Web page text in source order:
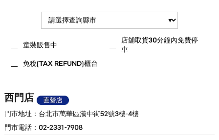
童裝販售中
店舖取貨30分鐘內免費停
車
免稅(TAX REFUND)櫃台
西門店
台北市萬華區漢中街52號3樓-4樓
02-2331-7908